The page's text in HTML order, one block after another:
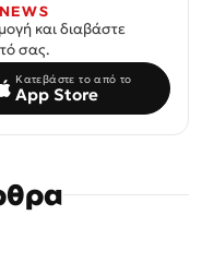
και διαβάστε
σας.
Κατεβάστε το από το
App Store